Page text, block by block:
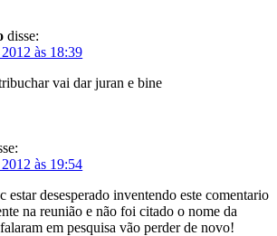
disse:
às 18:39
vai dar juran e bine
às 19:54
estar desesperado inventendo este comentario
na reunião e não foi citado o nome da
em pesquisa vão perder de novo!